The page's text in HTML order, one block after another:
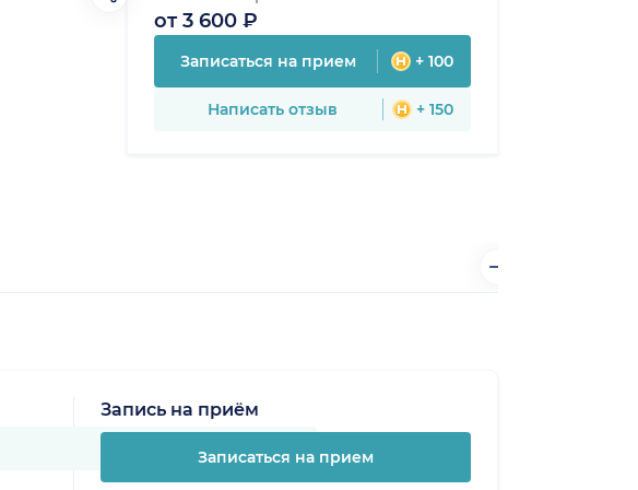
от 3 600 ₽
Записаться на прием + 100
Написать отзыв + 150
Запись на приём
Записаться на прием